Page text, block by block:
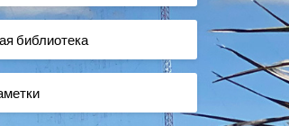
библиотека